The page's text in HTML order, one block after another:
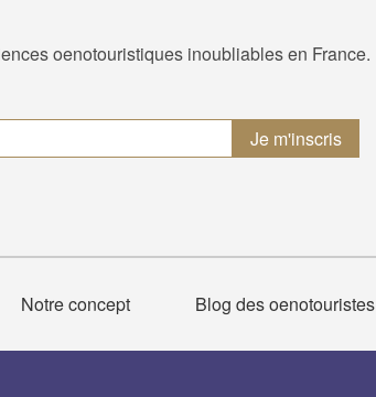
oenotouristiques inoubliables en France.
Notre concept Blog des oenotouristes